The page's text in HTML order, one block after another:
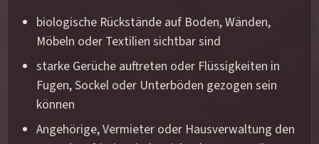
biologische Rückstände auf Boden, Wänden,
Möbeln oder Textilien sichtbar sind
starke Gerüche auftreten oder Flüssigkeiten in
Fugen, Sockel oder Unterböden gezogen sein
können
Angehörige, Vermieter oder Hausverwaltung den